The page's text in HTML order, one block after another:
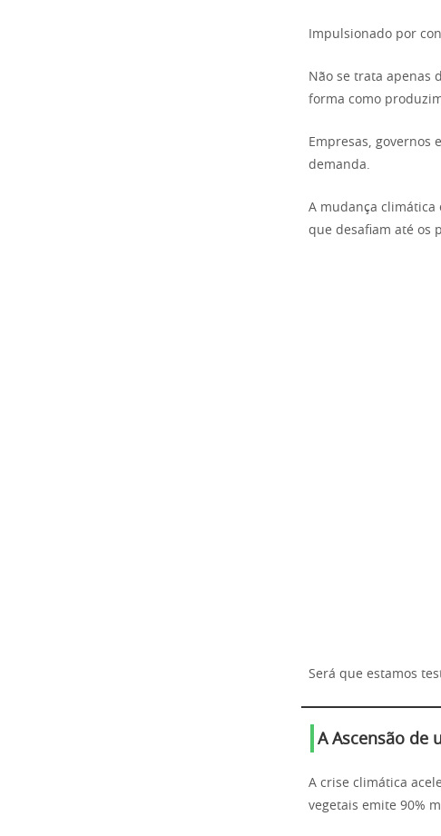
Impulsionado por
Não se trata apenas
forma como
Empresas, governos
demanda.
A mudança climática
que desafiam até os
Será que estamos
A Ascensão de
A crise climática
vegetais emite 90%